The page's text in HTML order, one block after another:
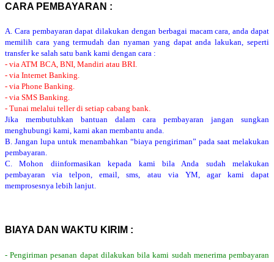
CARA PEMBAYARAN :
A. Cara pembayaran dapat dilakukan dengan berbagai macam cara, anda dapat
memilih cara yang termudah dan nyaman yang dapat anda lakukan, seperti
transfer ke salah satu bank kami dengan cara :
- via ATM BCA, BNI, Mandiri atau BRI.
- via Internet Banking.
- via Phone Banking.
- via SMS Banking.
- Tunai melalui teller di setiap cabang bank.
Jika membutuhkan bantuan dalam cara pembayaran jangan sungkan
menghubungi kami, kami akan membantu anda.
B. Jangan lupa untuk menambahkan “biaya pengiriman” pada saat melakukan
pembayaran.
C. Mohon diinformasikan kepada kami bila Anda sudah melakukan
pembayaran via telpon, email, sms, atau via YM, agar kami dapat
memprosesnya lebih lanjut.
BIAYA DAN WAKTU KIRIM :
- Pengiriman pesanan dapat dilakukan bila kami sudah menerima pembayaran